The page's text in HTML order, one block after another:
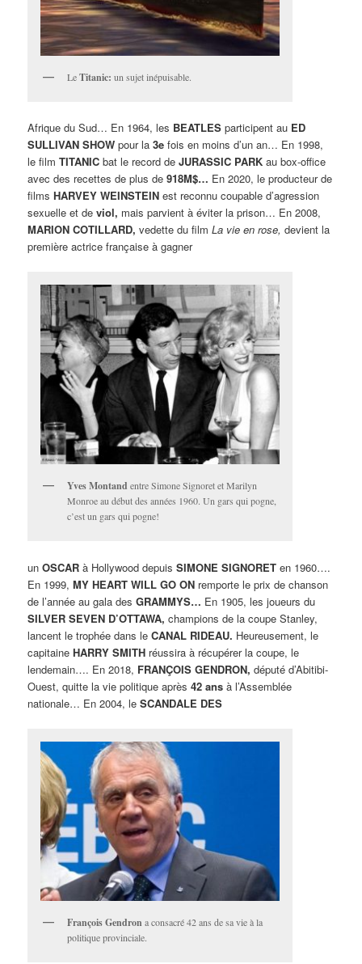
LeTitanic: un sujet inépuisable.
Afrique du Sud… En 1964, les BEATLES participent au ED
SULLIVAN SHOW pour la3e fois en moins d’un an… En 1998,
le filmTITANIC bat le record deJURASSIC PARK au box-office
avec des recettes de plus de918M$… En 2020, le producteur de
filmsHARVEY WEINSTEIN est reconnu coupable d’agression
sexuelle et deviol, mais parvient à éviter la prison… En 2008,
MARION COTILLARD, vedette du filmLa vie en rose, devient la
première actrice française à gagner
Yves Montand entre Simone Signoret et Marilyn
Monroe au début des années 1960. Un gars qui pogne,
c’est un gars qui pogne!
unOSCAR à Hollywood depuisSIMONE SIGNORET en 1960….
En 1999,MY HEART WILL GO ON remporte le prix de chanson
de l’année au gala desGRAMMYS… En 1905, les joueurs du
SILVER SEVEN D’OTTAWA, champions de la coupe Stanley,
lancent le trophée dans leCANAL RIDEAU. Heureusement, le
capitaineHARRY SMITH réussira à récupérer la coupe, le
lendemain…. En 2018, FRANÇOIS GENDRON, député d’Abitibi-
Ouest, quitte la vie politique après42 ans à l’Assemblée
nationale… En 2004, leSCANDALE DES
François Gendron a consacré 42 ans de sa vie à la
politique provinciale.